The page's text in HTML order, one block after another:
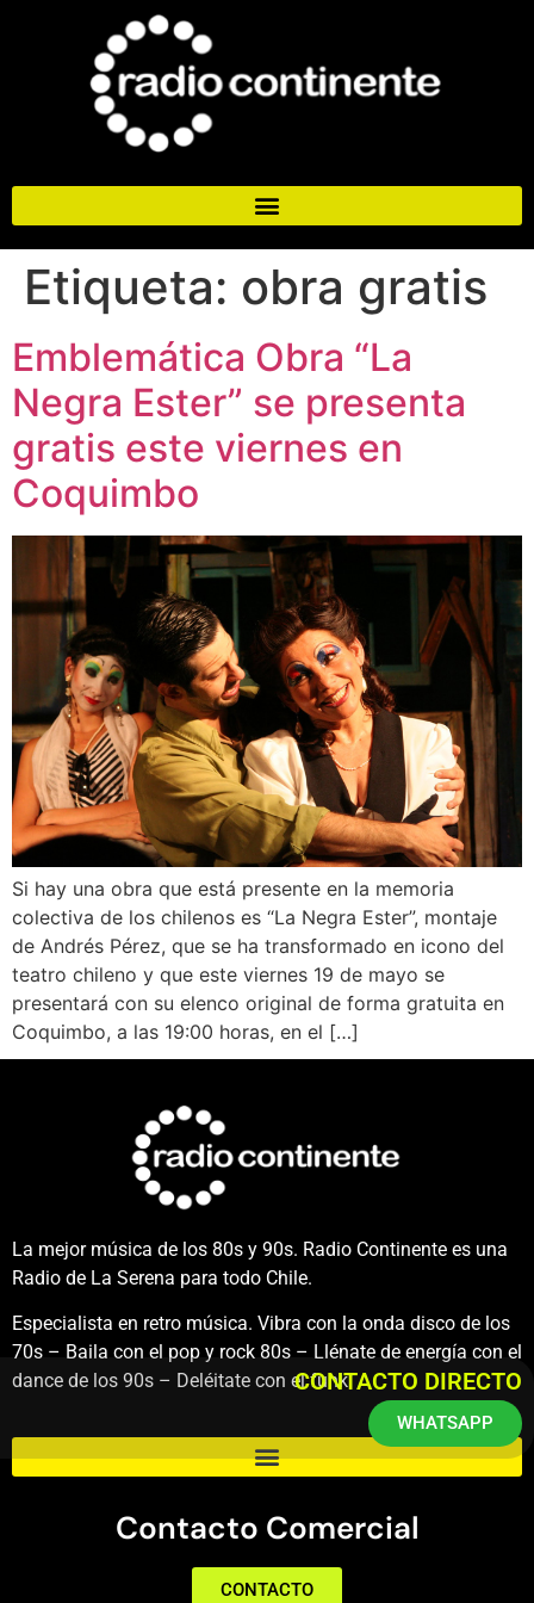
Etiqueta: obra gratis
Emblemática Obra “La
Negra Ester” se presenta
gratis este viernes en
Coquimbo
Si hay una obra que está presente en la memoria
colectiva de los chilenos es “La Negra Ester”, montaje
de Andrés Pérez, que se ha transformado en icono del
teatro chileno y que este viernes 19 de mayo se
presentará con su elenco original de forma gratuita en
Coquimbo, a las 19:00 horas, en el […]
La mejor música de los 80s y 90s. Radio Continente es una
Radio de La Serena para todo Chile.
Especialista en retro música. Vibra con la onda disco de los
70s – Baila con el pop y rock 80s – Llénate de energía con el
dance de los 90s – Deléitate con el funk.
Contacto Comercial
CONTACTO
CONTACTO DIRECTO
WHATSAPP